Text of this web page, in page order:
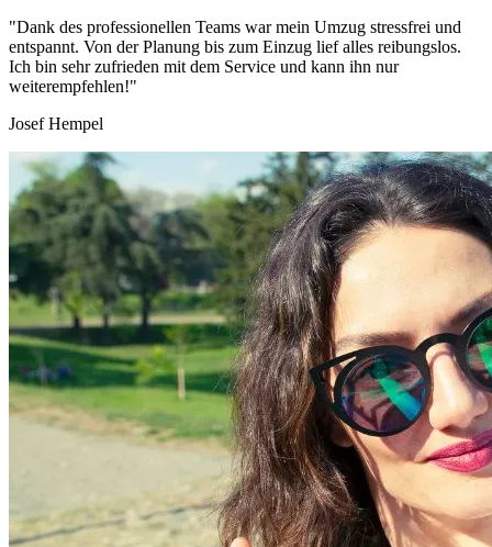
"Dank des professionellen Teams war mein Umzug stressfrei und
entspannt. Von der Planung bis zum Einzug lief alles reibungslos.
Ich bin sehr zufrieden mit dem Service und kann ihn nur
weiterempfehlen!"
Josef Hempel